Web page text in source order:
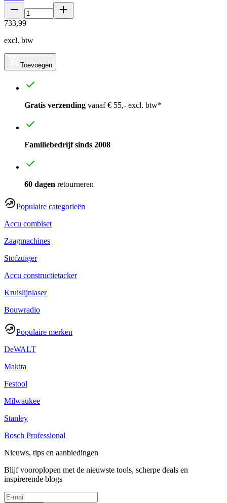
733,99
excl. btw
Toevoegen
Gratis verzending vanaf € 55,- excl. btw*
Familiebedrijf sinds 2008
60 dagen retourneren
Populaire categorieën
Accu combiset
Zaagmachines
Stofzuiger
Accu constructietacker
Kruislijnlaser
Bouwradio
Populaire merken
DeWALT
Makita
Festool
Milwaukee
Stanley
Bosch Professional
Nieuws, tips en aanbiedingen
Blijf vooroplopen met de nieuwste tools, scherpe deals en
inspirerende blogs